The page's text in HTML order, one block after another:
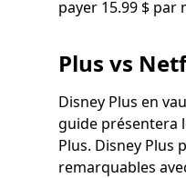
payer 15.99 $ par
Plus vs
Disney Plus en
guide présentera
Plus. Disney Plus
remarquables